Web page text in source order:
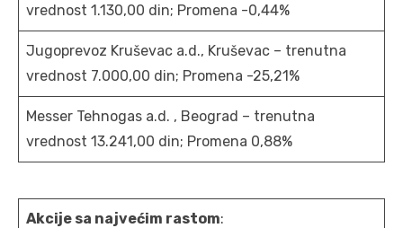
vrednost 1.130,00 din; Promena -0,44%
Jugoprevoz Kruševac a.d., Kruševac – trenutna
vrednost 7.000,00 din; Promena -25,21%
Messer Tehnogas a.d. , Beograd – trenutna
vrednost 13.241,00 din; Promena 0,88%
Akcije sa najvećim rastom: